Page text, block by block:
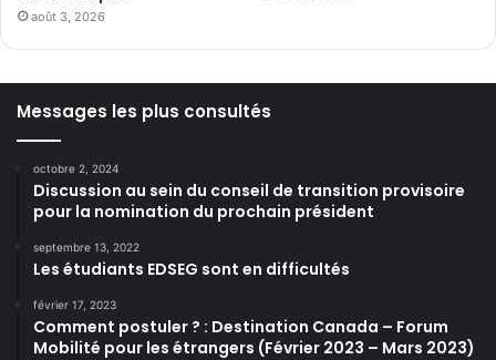
août 3, 2026
Messages les plus consultés
octobre 2, 2024
Discussion au sein du conseil de transition provisoire
pour la nomination du prochain président
septembre 13, 2022
Les étudiants EDSEG sont en difficultés
février 17, 2023
Comment postuler ? : Destination Canada – Forum
Mobilité pour les étrangers (Février 2023 – Mars 2023)